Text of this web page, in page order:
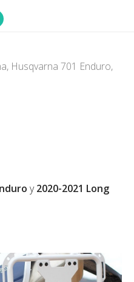
, Husqvarna 701 Enduro,
y2020-2021 Long